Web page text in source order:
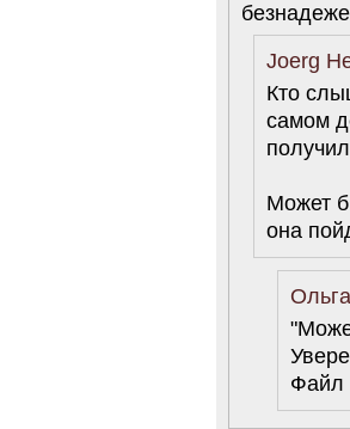
Joerg
Кто
самом
Может
она
Файл